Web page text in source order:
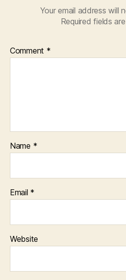
Your email address will
Required fields
Comment *
Name *
Email *
Website